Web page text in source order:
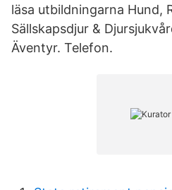
läsa utbildningarna Hund,
Sällskapsdjur &
Äventyr. Telefon.